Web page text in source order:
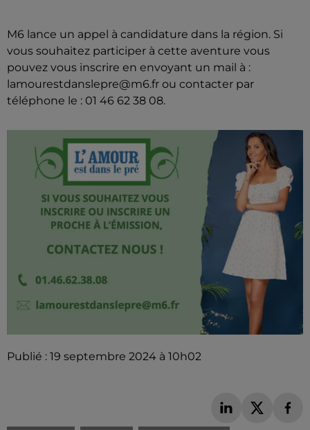
M6 lance un appel à candidature dans la région. Si
vous souhaitez participer à cette aventure vous
pouvez vous inscrire en envoyant un mail à :
lamourestdanslepre@m6.fr ou contacter par
téléphone le : 01 46 62 38 08.
Publié : 19 septembre 2024 à 10h02